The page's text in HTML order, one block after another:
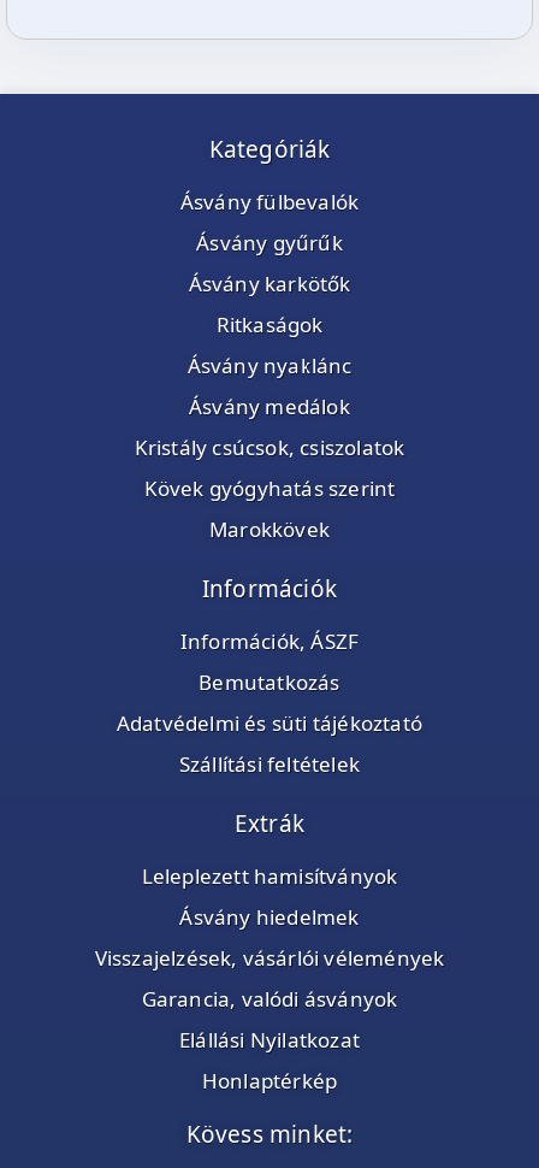
Kategóriák
Ásvány fülbevalók
Ásvány gyűrűk
Ásvány karkötők
Ritkaságok
Ásvány nyaklánc
Ásvány medálok
Kristály csúcsok, csiszolatok
Kövek gyógyhatás szerint
Marokkövek
Információk
Információk, ÁSZF
Bemutatkozás
Adatvédelmi és süti tájékoztató
Szállítási feltételek
Extrák
Leleplezett hamisítványok
Ásvány hiedelmek
Visszajelzések, vásárlói vélemények
Garancia, valódi ásványok
Elállási Nyilatkozat
Honlaptérkép
Kövess minket: